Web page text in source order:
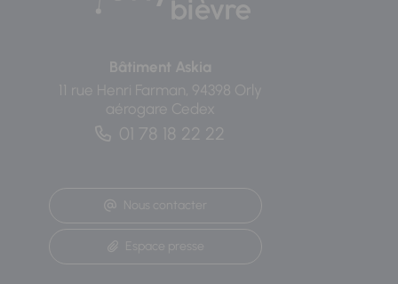
Bâtiment Askia
11 rue Henri Farman, 94398 Orly
aérogare Cedex
01 78 18 22 22
Nous contacter
Espace presse